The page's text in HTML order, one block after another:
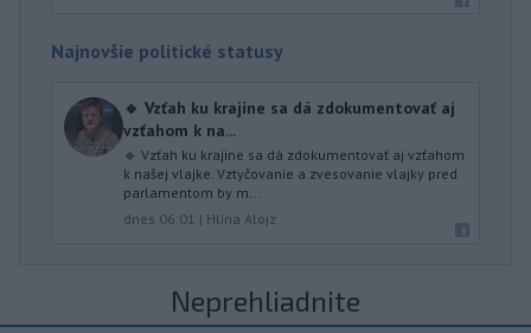
Najnovšie politické statusy
🔹 Vzťah ku krajine sa dá zdokumentovať aj
vzťahom k na...
🔹 Vzťah ku krajine sa dá zdokumentovať aj vzťahom
k našej vlajke. Vztyčovanie a zvesovanie vlajky pred
parlamentom by m...
dnes 06:01 | Hlina Alojz
Neprehliadnite